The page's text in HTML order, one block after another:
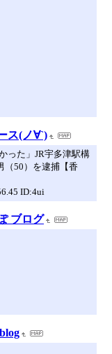
ス(ノ∀`)
った」JR宇多津駅構
50）を逮捕【香
ID:4ui
ブログ